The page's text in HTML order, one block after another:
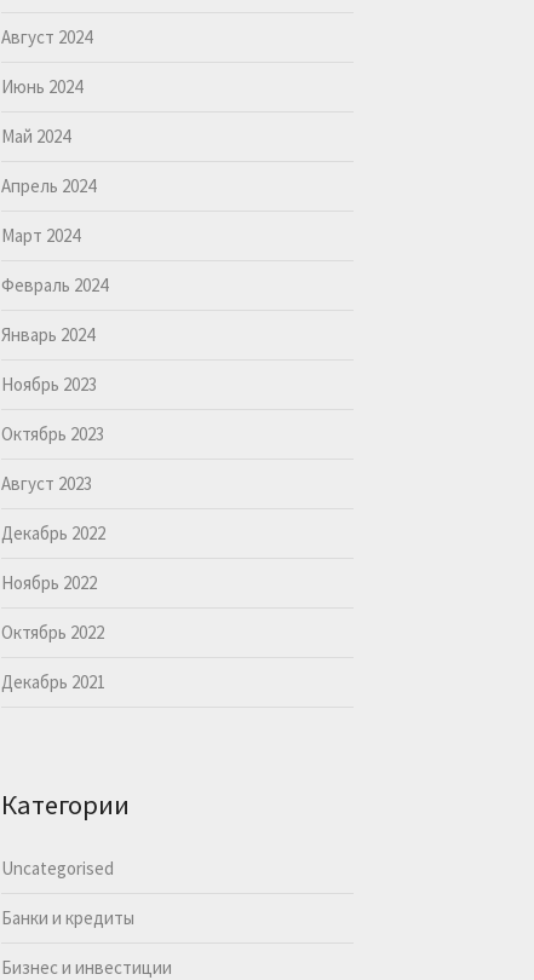
Август 2024
Июнь 2024
Май 2024
Апрель 2024
Март 2024
Февраль 2024
Январь 2024
Ноябрь 2023
Октябрь 2023
Август 2023
Декабрь 2022
Ноябрь 2022
Октябрь 2022
Декабрь 2021
Категории
Uncategorised
Банки и кредиты
Бизнес и инвестиции